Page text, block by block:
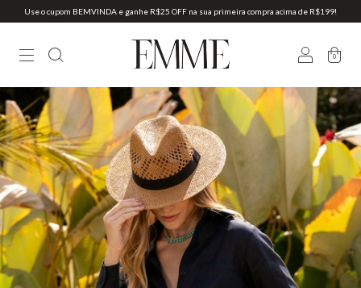
Use o cupom BEMVINDA e ganhe R$25 OFF na sua primeira compra acima de R$199!
0